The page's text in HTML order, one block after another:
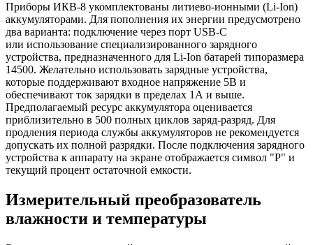
Приборы ИКВ-8 укомплектованы литиево-ионными (Li-Ion)
аккумуляторами. Для пополнения их энергии предусмотрено
два варианта: подключение через порт USB-C
или использование специализированного зарядного
устройства, предназначенного для Li-Ion батарей типоразмера
14500. Желательно использовать зарядные устройства,
которые поддерживают входное напряжение 5В и
обеспечивают ток зарядки в пределах 1А и выше.
Предполагаемый ресурс аккумулятора оценивается
приблизительно в 500 полных циклов заряд-разряд. Для
продления периода службы аккумуляторов не рекомендуется
допускать их полной разрядки. После подключения зарядного
устройства к аппарату на экране отображается символ "P" и
текущий процент остаточной емкости.
Измерительный преобразователь
влажности и температуры